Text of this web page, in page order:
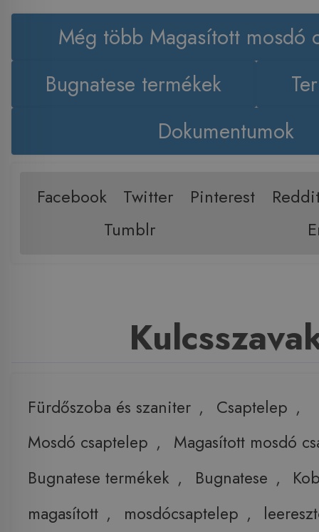
Még több Magasított mosdó
Bugnatese termékek
Dokumentumok
Facebook Twitter Pinterest
Tumblr
Fürdőszoba és szaniter , Csaptelep ,
Mosdó csaptelep ,
Magasított mosdó
Bugnatese termékek , Bugnatese ,
magasított , mosdócsaptelep ,